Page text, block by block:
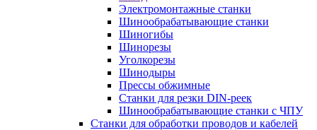
Электромонтажные станки
Шинообрабатывающие станки
Шиногибы
Шинорезы
Уголкорезы
Шинодыры
Прессы обжимные
Станки для резки DIN-реек
Шинообрабатывающие станки с ЧПУ
Станки для обработки проводов и кабелей